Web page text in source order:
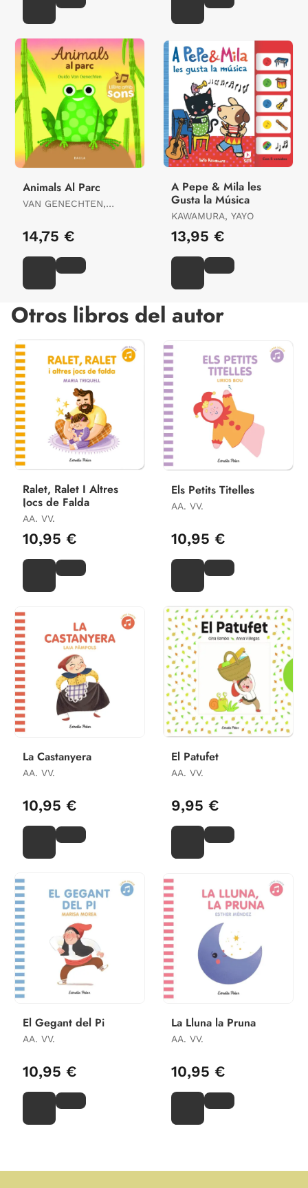
Animals Al Parc
VAN GENECHTEN,
14,75 €
A Pepe & Mila les
Gusta la Música
KAWAMURA, YAYO
13,95 €
Otros libros del autor
Ralet, Ralet I Altres
Jocs de Falda
AA. VV.
10,95 €
Els Petits Titelles
AA. VV.
10,95 €
La Castanyera
AA. VV.
10,95 €
El Patufet
AA. VV.
9,95 €
El Gegant del Pi
AA. VV.
10,95 €
La Lluna la Pruna
AA. VV.
10,95 €